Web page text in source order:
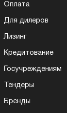
Оплата
Для дилеров
Лизинг
Кредитование
Госучреждениям
Тендеры
Бренды